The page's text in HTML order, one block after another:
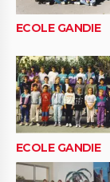
ECOLE GANDIE
ECOLE GANDIE